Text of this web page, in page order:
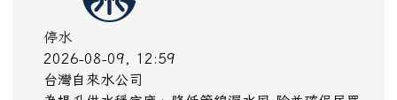
水水質安全，辦理大雅區月祥路等汰換管線工程，以
強化整體供水系統效能，提供更安心可靠之用水服
務。 more...